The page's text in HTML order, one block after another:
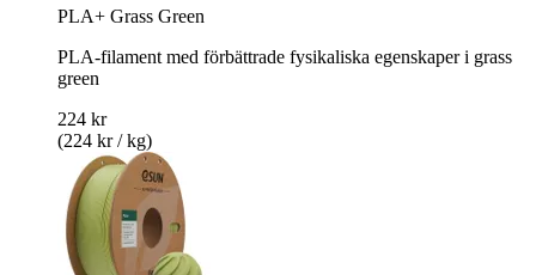
PLA+ Grass Green
PLA-filament med förbättrade fysikaliska egenskaper i grass
green
224 kr
(224 kr / kg)